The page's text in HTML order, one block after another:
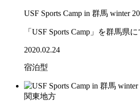
USF Sports Camp in 群馬 winter
「USF Sports Camp」を群馬県
2020.02.24
宿泊型
関東地方